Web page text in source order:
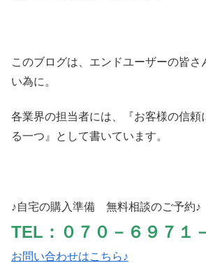
このブログは、エンドユーザーの皆さ
い為に。
各業界の担当者には、『お客様の信頼
る一つ』として書いています。
♪自宅の購入準備 無料相談のご予約♪
TEL：０７０－６９７１
お問い合わせはこちら♪